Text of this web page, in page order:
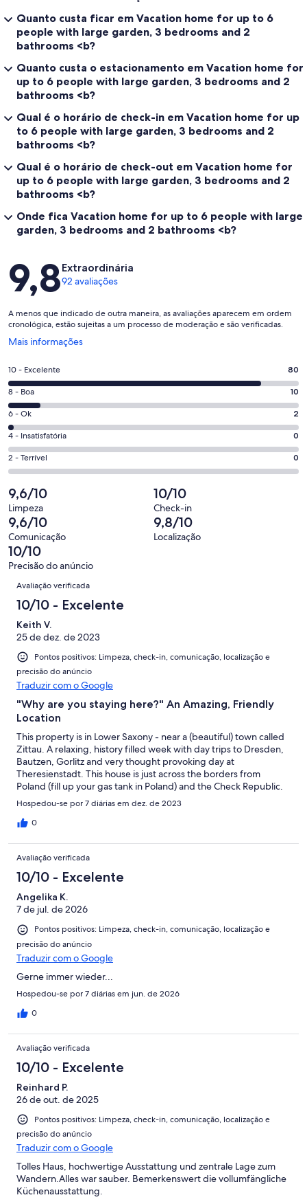
Quanto custa ficar em Vacation home for up to 6
people with large garden, 3 bedrooms and 2
bathrooms <b?
Quanto custa o estacionamento em Vacation home for
up to 6 people with large garden, 3 bedrooms and 2
bathrooms <b?
Qual é o horário de check-in em Vacation home for up
to 6 people with large garden, 3 bedrooms and 2
bathrooms <b?
Qual é o horário de check-out em Vacation home for
up to 6 people with large garden, 3 bedrooms and 2
bathrooms <b?
Onde fica Vacation home for up to 6 people with large
garden, 3 bedrooms and 2 bathrooms <b?
Avaliações
9,8Extraordinária
92 avaliações
A menos que indicado de outra maneira, as avaliações aparecem em ordem
cronológica, estão sujeitas a um processo de moderação e são verificadas.
Mais informações
Abre
uma
nova
janela
Nota
10
-
Excelente.
80
de
92
avaliações
10 - Excelente 80
Nota
8
-
Boa.
10
de
avaliações
8 - Boa 10
Nota
6
-
Ok.
2
de
92
avaliações
6 - Ok 2
Nota
4
-
0
de
92
avaliações
4 - Insatisfatória 0
Nota
2
-
Terrível.
0
de
92
avaliações
2 - Terrível 0
9,6/10
Limpeza
10/10
Check-in
9,6/10
Comunicação
9,8/10
Localização
10/10
Precisão do anúncio
Avaliações
Avaliação verificada
10/10 - Excelente
Keith V.
25 de dez. de 2023
Pontos positivos: Limpeza, check-in, comunicação, localização e
precisão do anúncio
Traduzir com o Google
"Why are you staying here?" An Amazing, Friendly
Location
This property is in Lower Saxony - near a (beautiful) town called
Zittau. A relaxing, history filled week with day trips to Dresden,
Bautzen, Gorlitz and very thought provoking day at
Theresienstadt. This house is just across the borders from
Poland (fill up your gas tank in Poland) and the Check Republic.
The property manager (next door neighbor) went above and
beyond to help us understand the town, the area and places to
eat and visit. Often, in the local towns when our lack of German
American family would visit when German's rarely know this
gem exists. Our view - it is because it is full of history, Christmas
Markets with some beautiful architecture. We selected this
location prior to a week in Prague. We are so happy we did.
Hospedou-se por 7 diárias em dez. de 2023
0
Avaliação verificada
10/10 - Excelente
Angelika K.
7 de jul. de 2026
Pontos positivos: Limpeza, check-in, comunicação, localização e
precisão do anúncio
Traduzir com o Google
Gerne immer wieder...
Hospedou-se por 7 diárias em jun. de 2026
0
Avaliação verificada
10/10 - Excelente
Reinhard P.
26 de out. de 2025
Pontos positivos: Limpeza, check-in, comunicação, localização e
precisão do anúncio
Traduzir com o Google
Tolles Haus, hochwertige Ausstattung und zentrale Lage zum
Wandern.Alles war sauber. Bemerkenswert die vollumfängliche
Küchenausstattung.